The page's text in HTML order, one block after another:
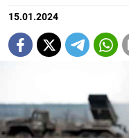
15.01.2024